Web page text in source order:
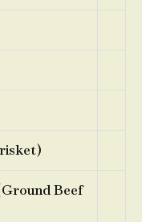
Beef